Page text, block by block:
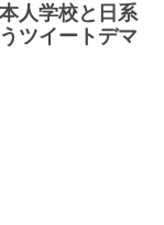
人学校と日系
ツイートデマ